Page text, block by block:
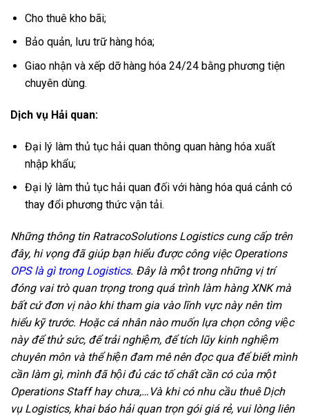
Cho thuê kho bãi;
Bảo quản, lưu trữ hàng hóa;
Giao nhận và xếp dỡ hàng hóa 24/24 bằng phương tiện
chuyên dùng.
Dịch vụ Hải quan:
Đại lý làm thủ tục hải quan thông quan hàng hóa xuất
nhập khẩu;
Đại lý làm thủ tục hải quan đối với hàng hóa quá cảnh có
thay đổi phương thức vận tải.
Những thông tin RatracoSolutions Logistics cung cấp trên
đây, hi vọng đã giúp bạn hiểu được công việc Operations
OPS là gì trong Logistics. Đây là một trong những vị trí
đóng vai trò quan trọng trong quá trình làm hàng XNK mà
bất cứ đơn vị nào khi tham gia vào lĩnh vực này nên tìm
hiểu kỹ trước. Hoặc cá nhân nào muốn lựa chọn công việc
này để thử sức, để trải nghiệm, để tích lũy kinh nghiệm
chuyên môn và thể hiện đam mê nên đọc qua để biết mình
cần làm gì, mình đã hội đủ các tố chất cần có của một
Operations Staff hay chưa,…Và khi có nhu cầu thuê Dịch
vụ Logistics, khai báo hải quan trọn gói giá rẻ, vui lòng liên